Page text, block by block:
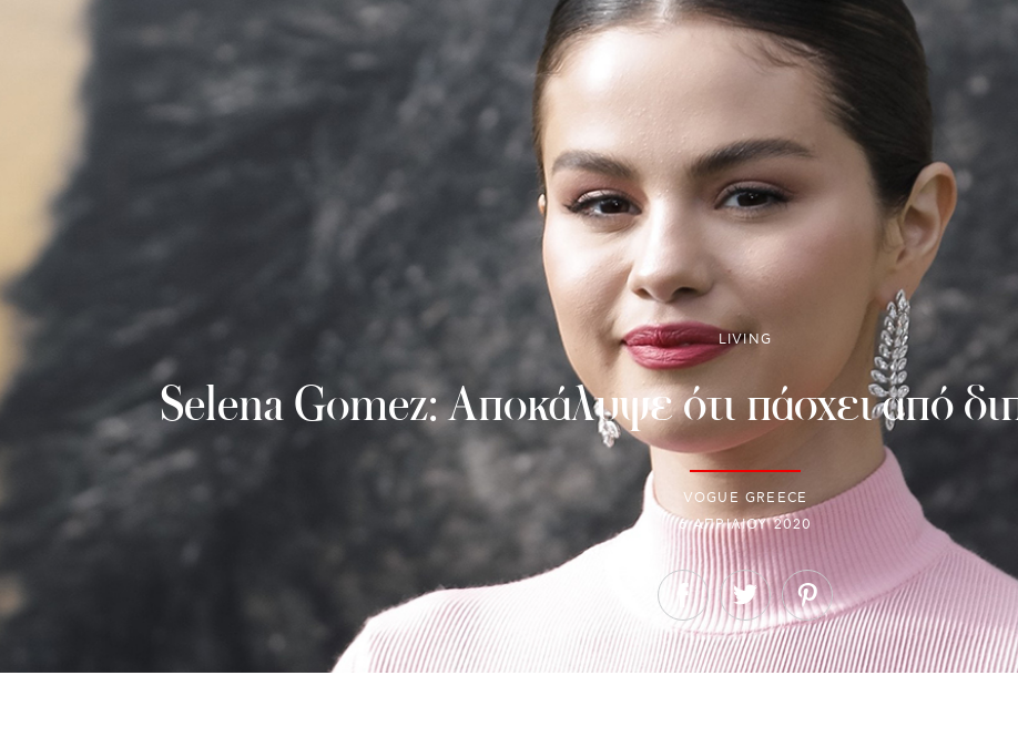
LIVING
Selena Gomez: Αποκάλυψε ότι πάσχει από
VOGUE GREECE
6 ΑΠΡΙΛΊΟΥ 2020